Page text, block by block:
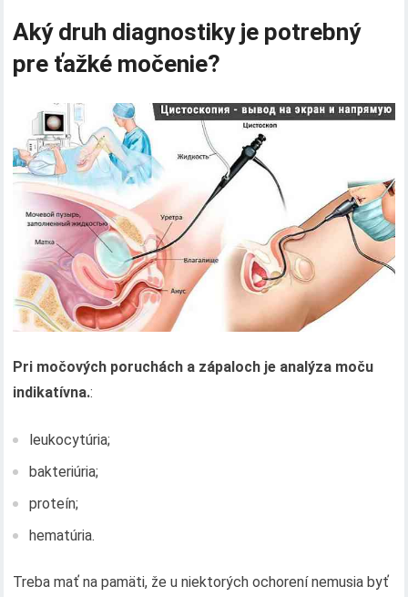
Aký druh diagnostiky je potrebný
pre ťažké močenie?
Pri močových poruchách a zápaloch je analýza moču
indikatívna.:
leukocytúria;
bakteriúria;
proteín;
hematúria.
Treba mať na pamäti, že u niektorých ochorení nemusia byť